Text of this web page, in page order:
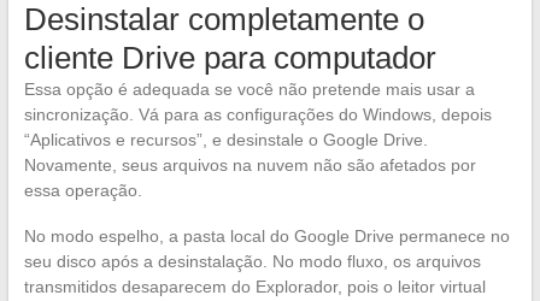
Desinstalar completamente o
cliente Drive para computador
Essa opção é adequada se você não pretende mais usar a
sincronização. Vá para as configurações do Windows, depois
“Aplicativos e recursos”, e desinstale o Google Drive.
Novamente, seus arquivos na nuvem não são afetados por
essa operação.
No modo espelho, a pasta local do Google Drive permanece no
seu disco após a desinstalação. No modo fluxo, os arquivos
transmitidos desaparecem do Explorador, pois o leitor virtual